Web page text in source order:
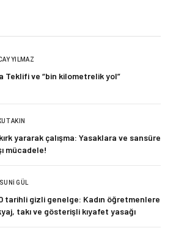
YILMAZ
Teklifi ve “bin kilometrelik yol”
AKIN
kırk yararak çalışma: Yasaklara ve sansüre
mücadele!
GÜL
tarihli gizli genelge: Kadın öğretmenlere
takı ve gösterişli kıyafet yasağı